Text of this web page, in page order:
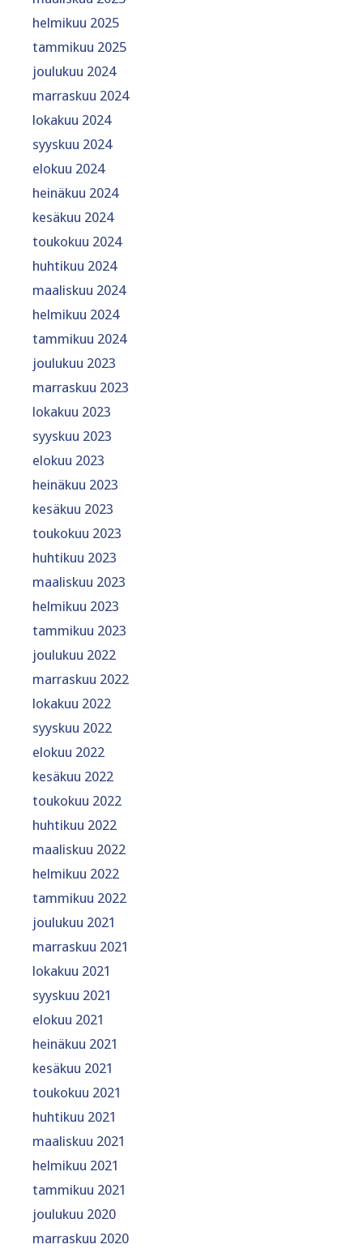
helmikuu 2025
tammikuu 2025
joulukuu 2024
marraskuu 2024
lokakuu 2024
syyskuu 2024
elokuu 2024
heinäkuu 2024
kesäkuu 2024
toukokuu 2024
huhtikuu 2024
maaliskuu 2024
helmikuu 2024
tammikuu 2024
joulukuu 2023
marraskuu 2023
lokakuu 2023
syyskuu 2023
elokuu 2023
heinäkuu 2023
kesäkuu 2023
toukokuu 2023
huhtikuu 2023
maaliskuu 2023
helmikuu 2023
tammikuu 2023
joulukuu 2022
marraskuu 2022
lokakuu 2022
syyskuu 2022
elokuu 2022
kesäkuu 2022
toukokuu 2022
huhtikuu 2022
maaliskuu 2022
helmikuu 2022
tammikuu 2022
joulukuu 2021
marraskuu 2021
lokakuu 2021
syyskuu 2021
elokuu 2021
heinäkuu 2021
kesäkuu 2021
toukokuu 2021
huhtikuu 2021
maaliskuu 2021
helmikuu 2021
tammikuu 2021
joulukuu 2020
marraskuu 2020